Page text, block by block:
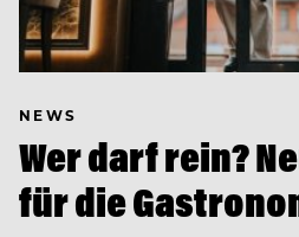
NEWS
Wer darf rein?
für die